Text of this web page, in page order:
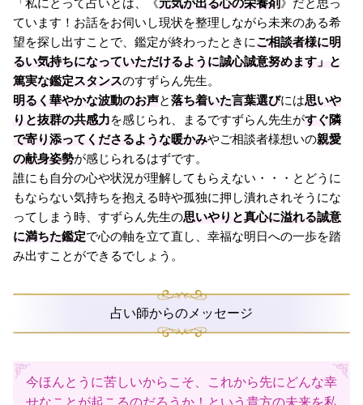
「私にとって占いとは、《元気が出る心の栄養剤》だと思っ
ています！お話をお伺いし現状を整理しながら未来のある希
望を探し出すことで、鑑定が終わったときにご相談者様に明
るい気持ちになっていただけるように誠心誠意努めます」と
篤実な鑑定スタンスのすずらん先生。
明るく華やかな波動のお声と落ち着いた言葉選びには思いや
りと抜群の共感力を感じられ、まるですずらん先生がすぐ隣
で寄り添ってくださるような暖かみやご相談者様想いの親愛
の献身姿勢が感じられるはずです。
誰にも自分の心や状況が理解してもらえない・・・とどうに
もならない気持ちを抱える時や孤独に押し潰れされそうにな
ってしまう時、すずらん先生の思いやりと真心に溢れる誠意
に満ちた鑑定で心の軸を立て直し、幸福な明日への一歩を踏
み出すことができるでしょう。
占い師からのメッセージ
今ほんとうに苦しいからこそ、これから先にどんな幸